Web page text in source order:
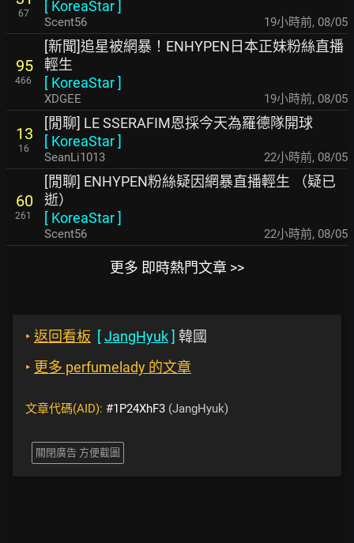
67
[ KoreaStar]
Scent56 19小時前, 08/05
95
466
[新聞]追星被網暴！ENHYPEN日本正妹粉絲直播
輕生
[ KoreaStar]
XDGEE 19小時前, 08/05
13
16
[閒聊] LE SSERAFIM恩採今天為羅德隊開球
[ KoreaStar]
SeanLi1013 22小時前, 08/05
60
261
[閒聊] ENHYPEN粉絲疑因網暴直播輕生 （疑已
逝）
[ KoreaStar]
Scent56 22小時前, 08/05
更多 即時熱門文章 >>
‣ 返回看板 [JangHyuk] 韓國
‣ 更多 perfumelady 的文章
文章代碼(AID): #1P24XhF3 (JangHyuk)
關閉廣告 方便截圖